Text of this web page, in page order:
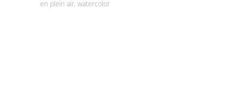
en plein air, watercolor